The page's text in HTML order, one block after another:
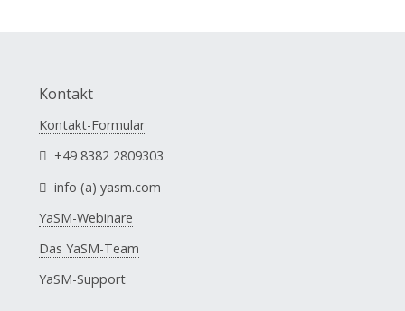
Kontakt
Kontakt-Formular
+49 8382 2809303
info (a) yasm.com
YaSM-Webinare
Das YaSM-Team
YaSM-Support